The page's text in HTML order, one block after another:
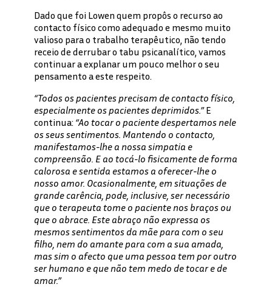
Dado que foi Lowen quem propôs o recurso ao
contacto físico como adequado e mesmo muito
valioso para o trabalho terapêutico, não tendo
receio de derrubar o tabu psicanalítico, vamos
continuar a explanar um pouco melhor o seu
pensamento a este respeito.
“Todos os pacientes precisam de contacto físico,
especialmente os pacientes deprimidos.”E
continua: “Ao tocar o paciente despertamos nele
os seus sentimentos. Mantendo o contacto,
manifestamos-lhe a nossa simpatia e
compreensão. E ao tocá-lo fisicamente de forma
calorosa e sentida estamos a oferecer-lhe o
nosso amor. Ocasionalmente, em situações de
grande carência, pode, inclusive, ser necessário
que o terapeuta tome o paciente nos braços ou
que o abrace. Este abraço não expressa os
mesmos sentimentos da mãe para com o seu
filho, nem do amante para com a sua amada,
mas sim o afecto que uma pessoa tem por outro
ser humano e que não tem medo de tocar e de
amar.”